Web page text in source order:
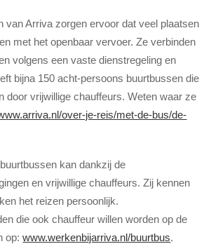
van Arriva zorgen ervoor dat veel plaatsen
met het openbaar vervoer. Ze verbinden
volgens een vaste dienstregeling en
bijna 150 acht-persoons buurtbussen die
door vrijwillige chauffeurs. Weten waar ze
over-je-reis/met-de-bus/de-
kan dankzij de
en vrijwillige chauffeurs. Zij kennen
het reizen persoonlijk.
die ook chauffeur willen worden op de
op:www.werkenbijarriva.nl/buurtbus.